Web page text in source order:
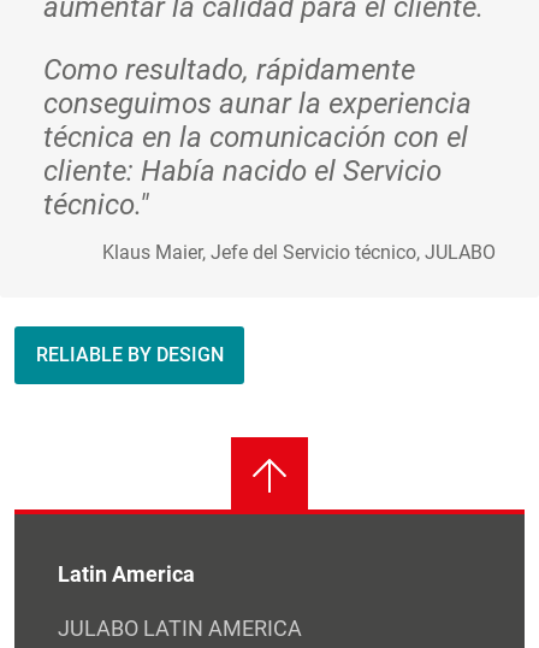
Como resultado, rápidamente
conseguimos aunar la experiencia
técnica en la comunicación con el
cliente: Había nacido el Servicio
técnico."
Klaus Maier, Jefe del Servicio técnico, JULABO
RELIABLE BY DESIGN
Latin America
JULABO LATIN AMERICA